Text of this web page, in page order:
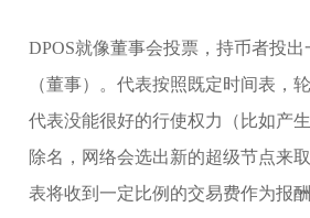
DPOS就像董事会投票，持币者投
（董事）。代表按照既定时间表，
代表没能很好的行使权力（比如产
除名，网络会选出新的超级节点来
表将收到一定比例的交易费作为报酬